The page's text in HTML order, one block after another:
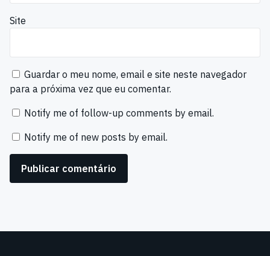
Site
Guardar o meu nome, email e site neste navegador
para a próxima vez que eu comentar.
Notify me of follow-up comments by email.
Notify me of new posts by email.